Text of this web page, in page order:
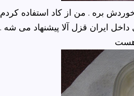
بره . من از کاد استفاده کردم
ایران قزل آلا پیشنهاد می شه .